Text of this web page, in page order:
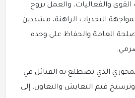
والفعاليات، والعمل بروح
التحديات الراهنة، مشددين
العامة والحفاظ على وحدة
المحوري الذي تضطلع به القبائل في
قيم التعايش والتعاون، إلى